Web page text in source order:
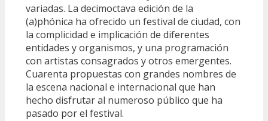
variadas. La decimoctava edición de la
(a)phónica ha ofrecido un festival de ciudad, con
la complicidad e implicación de diferentes
entidades y organismos, y una programación
con artistas consagrados y otros emergentes.
Cuarenta propuestas con grandes nombres de
la escena nacional e internacional que han
hecho disfrutar al numeroso público que ha
pasado por el festival.